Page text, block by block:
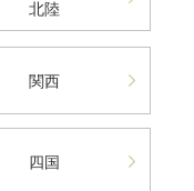
北陸
関西
四国